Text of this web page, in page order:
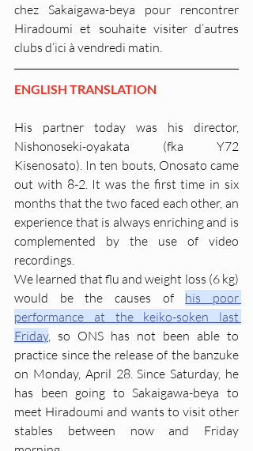
chez Sakaigawa-beya pour rencontrer
Hiradoumi et souhaite visiter d’autres
clubs d’ici à vendredi matin.
ENGLISH TRANSLATION
His partner today was his director,
Nishonoseki-oyakata (fka Y72
Kisenosato). In ten bouts, Onosato came
out with 8-2. It was the first time in six
months that the two faced each other, an
experience that is always enriching and is
complemented by the use of video
recordings.
We learned that flu and weight loss (6 kg)
would be the causes of his poor
performance at the keiko-soken last
Friday, so ONS has not been able to
practice since the release of the banzuke
on Monday, April 28. Since Saturday, he
has been going to Sakaigawa-beya to
meet Hiradoumi and wants to visit other
stables between now and Friday